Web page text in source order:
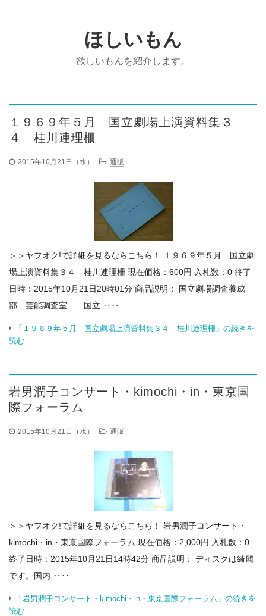
ほしいもん
欲しいもんを紹介します。
１９６９年５月 国立劇場上演資料集３
４ 桂川連理柵
2015年10月21日（水） 通販
＞＞ヤフオク!で詳細を見るならこちら！ １９６９年５月 国立劇
場上演資料集３４ 桂川連理柵 現在価格：600円 入札数：0 終了
日時：2015年10月21日20時01分 商品説明： 国立劇場調査養成
部 芸能調査室 国立 ‥‥
「１９６９年５月 国立劇場上演資料集３４ 桂川連理柵」の続きを
読む
岩男潤子コンサート・kimochi・in・東京国
際フォーラム
2015年10月21日（水） 通販
＞＞ヤフオク!で詳細を見るならこちら！ 岩男潤子コンサート・
kimochi・in・東京国際フォーラム 現在価格：2,000円 入札数：0
終了日時：2015年10月21日14時42分 商品説明： ディスクは綺麗
です。国内 ‥‥
「岩男潤子コンサート・kimochi・in・東京国際フォーラム」の続きを
読む